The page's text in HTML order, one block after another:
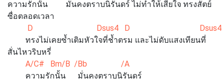
ความรักนั้น มั่นคงตราบนิรันดร์ ไม่ทำให้เสียใจ ทรงสัตย์
ซื่อตลอดเวลา
D Dsus4 D Dsus4
ทรงไม่เคยซ้ำเติมหัวใจที่ช้ำตรม และไม่ดับแสงเทียนที่
สั่นไหวริบหรี่
A/C# Bm/B /Bb /A
ความรักนั้น มั่นคงตราบนิรันดร์